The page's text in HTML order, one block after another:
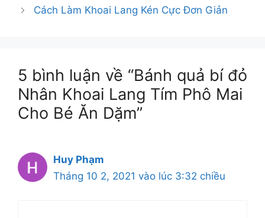
Cách Làm Khoai Lang Kén Cực Đơn Giản
5 bình luận về “Bánh quả bí đỏ
Nhân Khoai Lang Tím Phô Mai
Cho Bé Ăn Dặm”
Huy Phạm
Tháng 10 2, 2021 vào lúc 3:32 chiều